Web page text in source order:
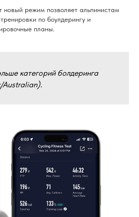
новый режим позволяет альпинистам
по боулдерингу и
планы.
категорий болдеринга
Australian).